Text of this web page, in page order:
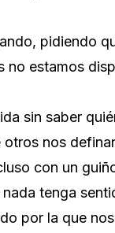
pidiendo
no estamos
sin saber
otros nos
con un
nada tenga
por la que